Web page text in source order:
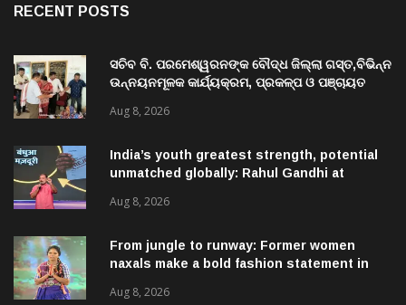
RECENT POSTS
ସଚିବ ବି. ପରମେଶ୍ୱରନଙ୍କ ବୌଦ୍ଧ ଜିଲ୍ଲା ଗସ୍ତ,ବିଭିନ୍ନ
ଉନ୍ନୟନମୂଳକ କାର୍ଯ୍ୟକ୍ରମ, ପ୍ରକଳ୍ପ ଓ ପଞ୍ଚାୟତ
Aug 8, 2026
India’s youth greatest strength, potential
unmatched globally: Rahul Gandhi at
Aug 8, 2026
From jungle to runway: Former women
naxals make a bold fashion statement in
Aug 8, 2026